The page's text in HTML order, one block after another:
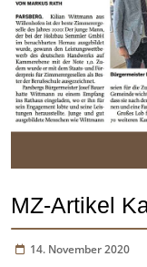
MZ-Artikel
14. November 2020